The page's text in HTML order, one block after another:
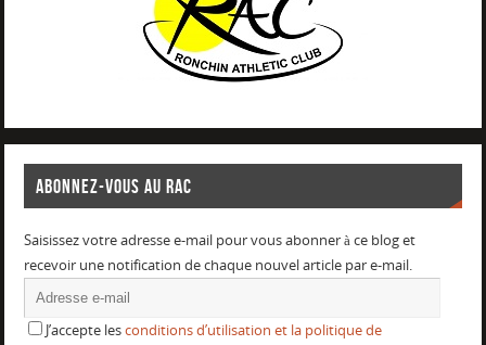
ABONNEZ-VOUS AU RAC
Saisissez votre adresse e-mail pour vous abonner à ce blog et
recevoir une notification de chaque nouvel article par e-mail.
J’accepte lesconditions d’utilisation et la politique de